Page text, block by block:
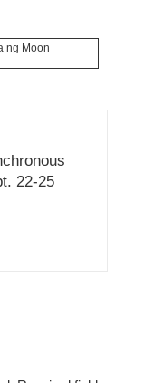
ng Moon
22-25